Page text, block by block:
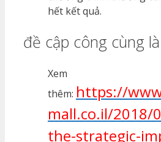
hết kết quả.
đề cập công cùng là
Xem
thêm: https://
mall.co.il/2018/
the-strategic-